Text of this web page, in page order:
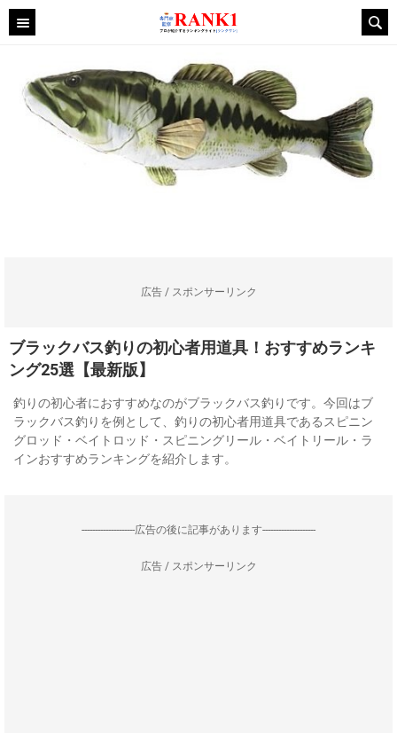
広告 / スポンサーリンク
ブラックバス釣りの初心者用道具！おすすめランキ
ング25選【最新版】
釣りの初心者におすすめなのがブラックバス釣りです。今回はブ
ラックバス釣りを例として、釣りの初心者用道具であるスピニン
グロッド・ベイトロッド・スピニングリール・ベイトリール・ラ
インおすすめランキングを紹介します。
--------------------広告の後に記事があります--------------------
広告 / スポンサーリンク